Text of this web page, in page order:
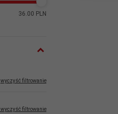
36.00 PLN
wyczyść filtrowanie
wyczyść filtrowanie